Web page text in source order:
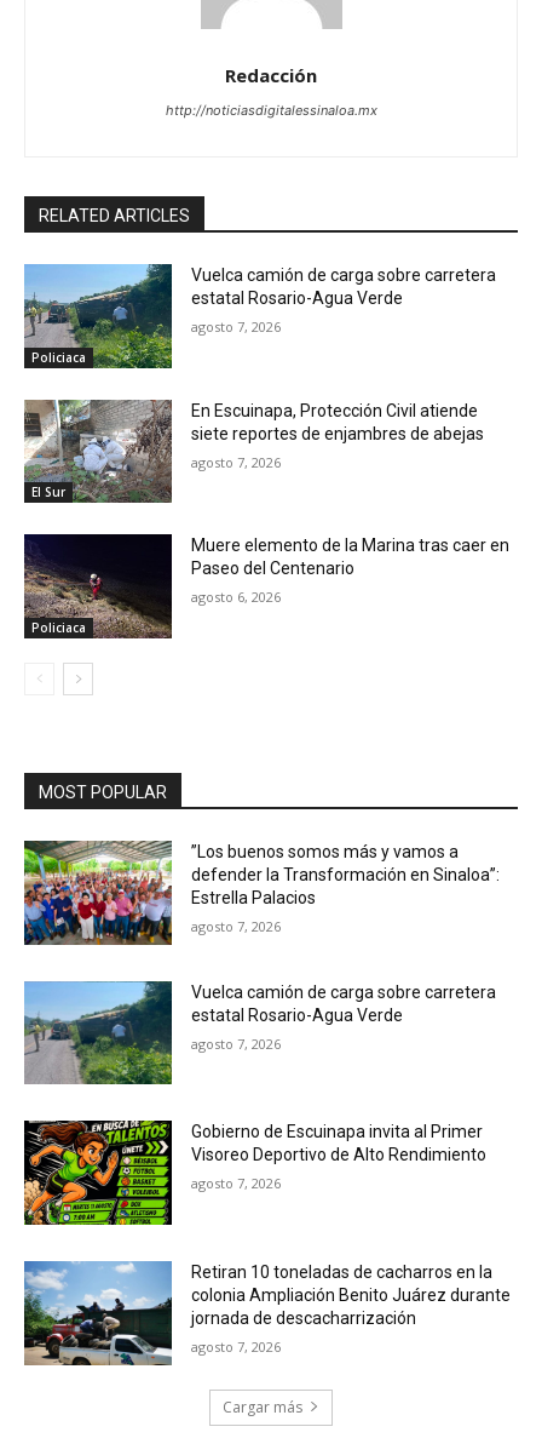
Redacción
http://noticiasdigitalessinaloa.mx
RELATED ARTICLES
Policiaca
Vuelca camión de carga sobre carretera
estatal Rosario-Agua Verde
agosto 7, 2026
El Sur
En Escuinapa, Protección Civil atiende
siete reportes de enjambres de abejas
agosto 7, 2026
Policiaca
Muere elemento de la Marina tras caer en
Paseo del Centenario
agosto 6, 2026
MOST POPULAR
”Los buenos somos más y vamos a
defender la Transformación en Sinaloa”:
Estrella Palacios
agosto 7, 2026
Vuelca camión de carga sobre carretera
estatal Rosario-Agua Verde
agosto 7, 2026
Gobierno de Escuinapa invita al Primer
Visoreo Deportivo de Alto Rendimiento
agosto 7, 2026
Retiran 10 toneladas de cacharros en la
colonia Ampliación Benito Juárez durante
jornada de descacharrización
agosto 7, 2026
Cargar más